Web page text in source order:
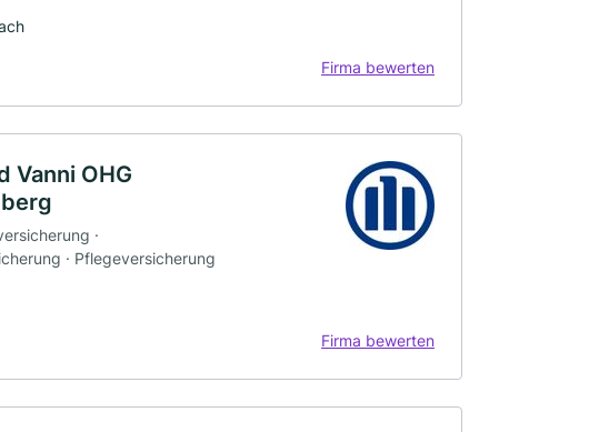
Firma bewerten
Vanni OHG
·
· Pflegeversicherung
Firma bewerten